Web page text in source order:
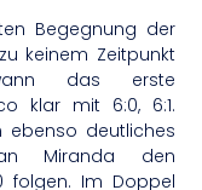
Begegnung der
keinem Zeitpunkt
das erste
klar mit 6:0, 6:1.
ebenso deutliches
Miranda den
folgen. Im Doppel